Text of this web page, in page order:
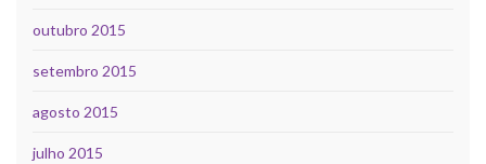
outubro 2015
setembro 2015
agosto 2015
julho 2015